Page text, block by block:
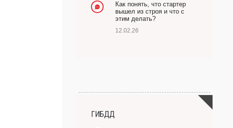
Как понять, что стартер
вышел из строя и что с
этим делать?
12.02.26
ГИБДД